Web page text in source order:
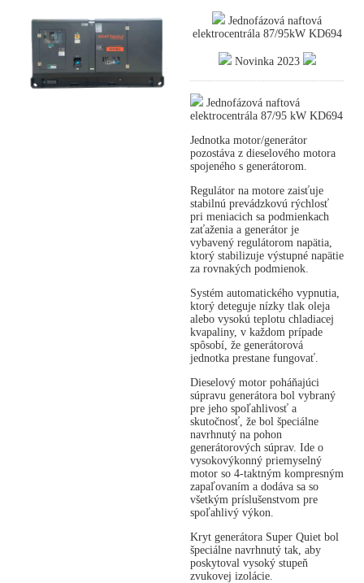
Jednofázová naftová
elektrocentrála 87/95kW KD694
Novinka 2023
Jednofázová naftová
elektrocentrála 87/95 kW KD694
Jednotka motor/generátor
pozostáva z dieselového motora
spojeného s generátorom.
Regulátor na motore zaisťuje
stabilnú prevádzkovú rýchlosť
pri meniacich sa podmienkach
zaťaženia a generátor je
vybavený regulátorom napätia,
ktorý stabilizuje výstupné napätie
za rovnakých podmienok.
Systém automatického vypnutia,
ktorý deteguje nízky tlak oleja
alebo vysokú teplotu chladiacej
kvapaliny, v každom prípade
spôsobí, že generátorová
jednotka prestane fungovať.
Dieselový motor poháňajúci
súpravu generátora bol vybraný
pre jeho spoľahlivosť a
skutočnosť, že bol špeciálne
navrhnutý na pohon
generátorových súprav. Ide o
vysokovýkonný priemyselný
motor so 4-taktným kompresným
zapaľovaním a dodáva sa so
všetkým príslušenstvom pre
spoľahlivý výkon.
Kryt generátora Super Quiet bol
špeciálne navrhnutý tak, aby
poskytoval vysoký stupeň
zvukovej izolácie.